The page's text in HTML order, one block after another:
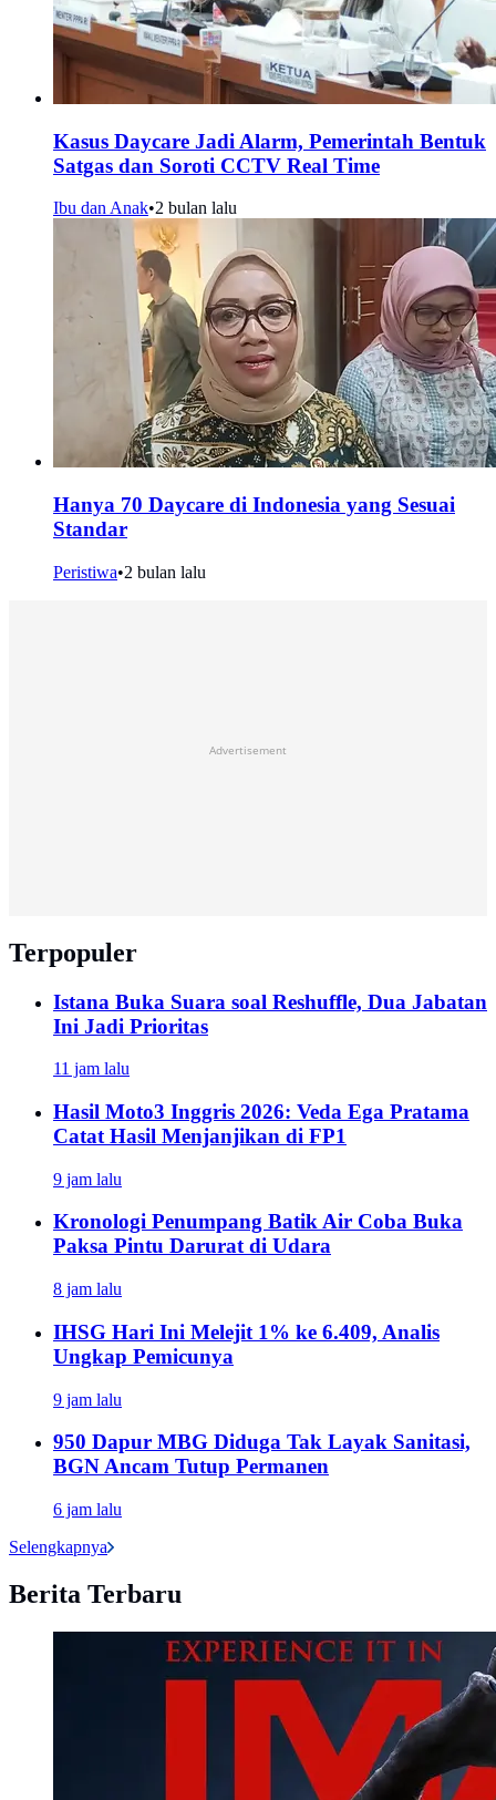
Kasus Daycare Jadi Alarm, Pemerintah Bentuk
Satgas dan Soroti CCTV Real Time
Ibu dan Anak•2 bulan lalu
Hanya 70 Daycare di Indonesia yang Sesuai
Standar
Peristiwa•2 bulan lalu
Advertisement
Terpopuler
Istana Buka Suara soal Reshuffle, Dua Jabatan
Ini Jadi Prioritas
11 jam lalu
Hasil Moto3 Inggris 2026: Veda Ega Pratama
Catat Hasil Menjanjikan di FP1
9 jam lalu
Kronologi Penumpang Batik Air Coba Buka
Paksa Pintu Darurat di Udara
8 jam lalu
IHSG Hari Ini Melejit 1% ke 6.409, Analis
Ungkap Pemicunya
9 jam lalu
950 Dapur MBG Diduga Tak Layak Sanitasi,
BGN Ancam Tutup Permanen
6 jam lalu
Selengkapnya
Berita Terbaru